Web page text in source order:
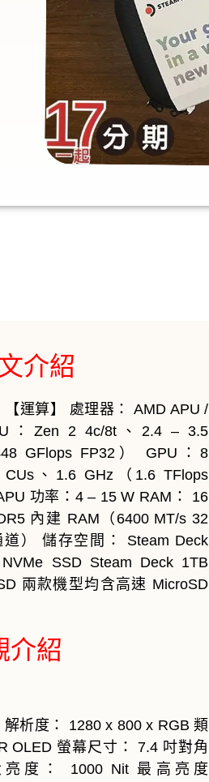
介紹
【運算】 處理器： AMD APU /
：Zen 2 4c/8t、2.4 – 3.5
GFlops FP32） GPU：8
CUs、1.6 GHz（1.6 TFlops
功率：4 – 15 W RAM： 16
內建 RAM（6400 MT/s 32
） 儲存空間： Steam Deck
SSD Steam Deck 1TB
兩款機型均含高速 MicroSD
介紹
解析度： 1280 x 800 x RGB 類
OLED 螢幕尺寸： 7.4 吋對角
度： 1000 Nit 最高亮度